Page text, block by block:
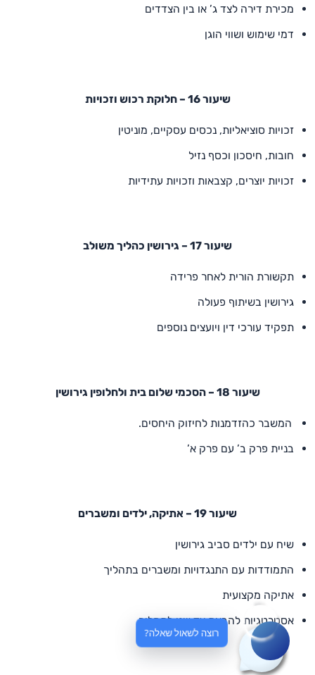
מכירת דירה לצד ג’ או בין הצדדים
דמי שימוש ושווי הוגן
שיעור 16 – חלוקת רכוש וזכויות
זכויות סוציאליות, נכסים עסקיים, מוניטין
חובות, חיסכון וכסף נזיל
זכויות יוצרים, קצבאות וזכויות עתידיות
שיעור 17 – גירושין כהליך משולב
תקשורת הורית לאחר פרידה
גירושין בשיתוף פעולה
תפקיד עורכי דין ויועצים נוספים
שיעור 18 – הסכמי שלום בית ולחלופין גירושין
המשבר כהזדמנות לחיזוק היחסים.
בניית פרק ב’ עם פרק א’
שיעור 19 – אתיקה, ילדים ומשברים
שיח עם ילדים סביב גירושין
התמודדות עם התנגדויות ומשברים בתהליך
אתיקה מקצועית
אסטרטגיות להבאת צד שני לתהליך
רוצה לשאול שאלה?